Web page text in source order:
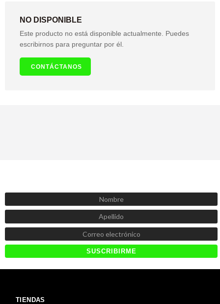
NO DISPONIBLE
Este producto no está disponible actualmente. Puedes
escribirnos para preguntar por él.
CONTÁCTANOS
TIENDAS